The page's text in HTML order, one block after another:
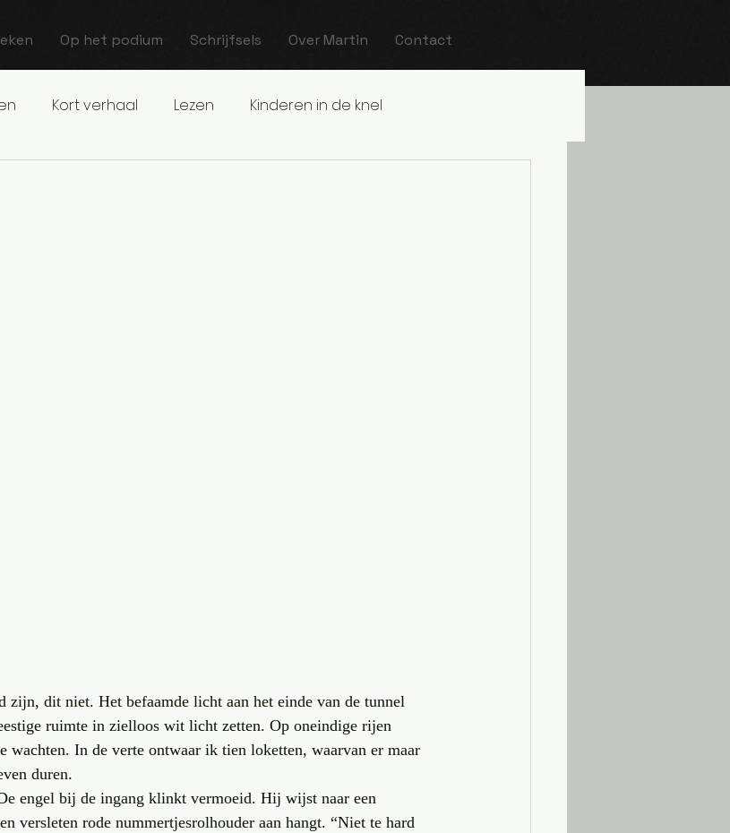
Op het podium Schrijfsels Over Martin Contact
Kort verhaal Lezen Kinderen in de knel
zijn, dit niet. Het befaamde licht aan het einde van de tunnel
ruimte in zielloos wit licht zetten. Op oneindige rijen
wachten. In de verte ontwaar ik tien loketten, waarvan er maar
duren.
engel bij de ingang klinkt vermoeid. Hij wijst naar een
versleten rode nummertjesrolhouder aan hangt. “Niet te hard